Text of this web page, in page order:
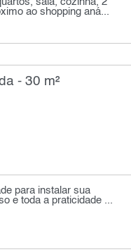
ao shopping aná...
- 30 m²
para instalar sua
e toda a praticidade ...